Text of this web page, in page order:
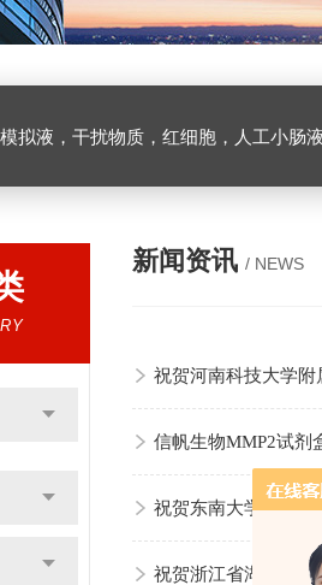
拟液，干扰物质，红细胞，人工小肠
新闻资讯 / NEWS
祝贺河南科技大学
信帆生物MMP2试剂
祝贺东南大学我司
祝贺浙江省湖州市第